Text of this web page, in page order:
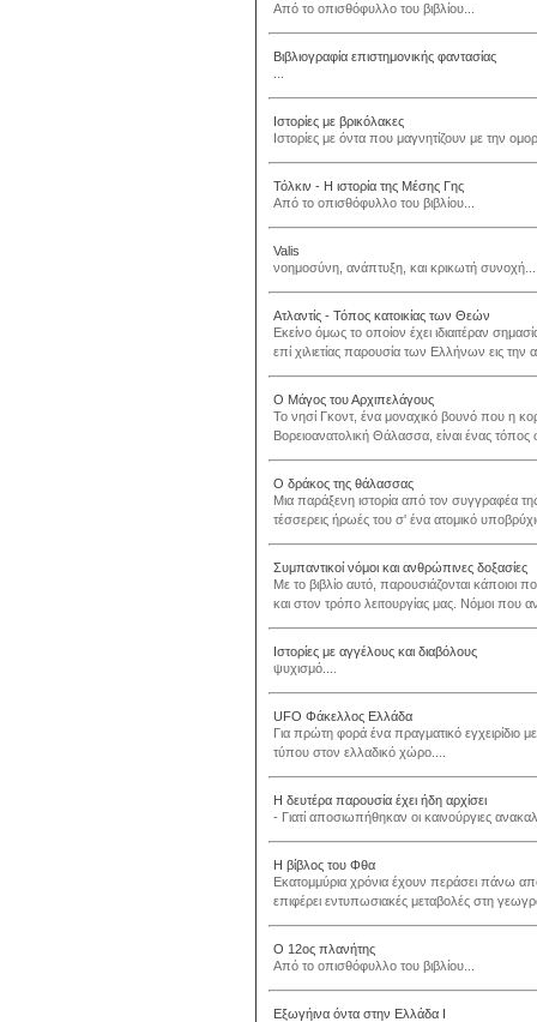
Από το οπισθόφυλλο του βιβλίου...
Βιβλιογραφία επιστημονικής φαντασίας
Ιστορίες με βρικόλακες
Ιστορίες με όντα που μαγνητίζουν με την
Τόλκιν - Η ιστορία της Μέσης Γης
Από το οπισθόφυλλο του βιβλίου...
Valis
νοημοσύνη, ανάπτυξη, και κρικωτή
Ατλαντίς - Τόπος κατοικίας των Θεών
Εκείνο όμως το οποίον έχει ιδιαιτέραν
επί χιλιετίας παρουσία των Ελλήνων εις την
Ο Μάγος του Αρχιπελάγους
Το νησί Γκοντ, ένα μοναχικό βουνό που η
Βορειοανατολική Θάλασσα, είναι ένας τόπος
Ο δράκος της θάλασσας
Μια παράξενη ιστορία από τον συγγραφέα
τέσσερεις ήρωές του σ' ένα ατομικό
Συμπαντικοί νόμοι και ανθρώπινες δοξασίες
Με το βιβλίο αυτό, παρουσιάζονται κάποιοι
και στον τρόπο λειτουργίας μας. Νόμοι
Ιστορίες με αγγέλους και διαβόλους
ψυχισμό....
UFO Φάκελλος Ελλάδα
Για πρώτη φορά ένα πραγματικό εγχειρίδιο
τύπου στον ελλαδικό χώρο....
Η δευτέρα παρουσία έχει ήδη αρχίσει
- Γιατί αποσιωπήθηκαν οι καινούργιες
Η βίβλος του Φθα
Εκατομμύρια χρόνια έχουν περάσει πάνω
επιφέρει εντυπωσιακές μεταβολές στη
Ο 12ος πλανήτης
Από το οπισθόφυλλο του βιβλίου...
Εξωγήινα όντα στην Ελλάδα Ι